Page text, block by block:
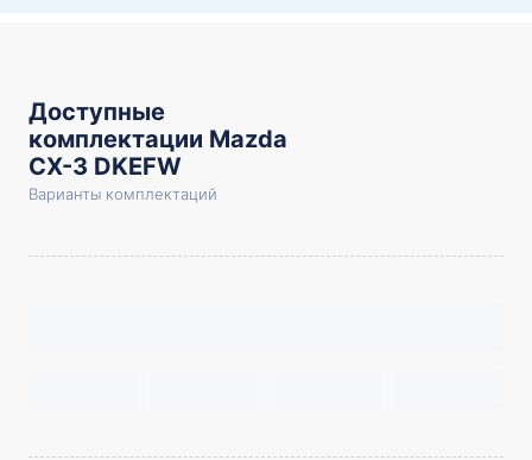
Доступные
комплектации Mazda
CX-3 DKEFW
Варианты комплектаций